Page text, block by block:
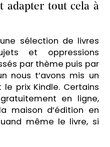
adapter tout cela à
sélection de livres
et oppressions
par thème puis par
nous t’avons mis un
prix Kindle. Certains
en ligne,
maison d’édition en
même le livre, si